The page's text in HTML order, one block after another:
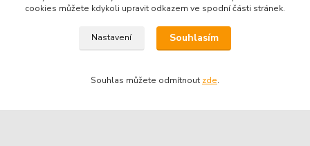
Telefon do našeho obchodu : 774 993 479
info@znackoveoleje.cz
cookies můžete kdykoli upravit odkazem ve spodní části stránek.
Nastavení Souhlasím
Souhlas můžete odmítnout zde.